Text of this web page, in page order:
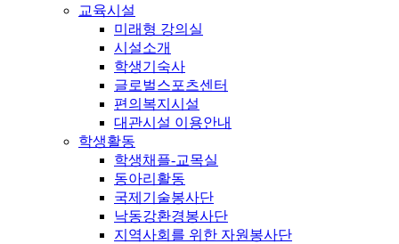
교육시설
미래형 강의실
시설소개
학생기숙사
글로벌스포츠센터
편의복지시설
대관시설 이용안내
학생활동
학생채플-교목실
동아리활동
국제기술봉사단
낙동강환경봉사단
지역사회를 위한 자원봉사단